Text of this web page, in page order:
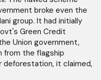
broke even the
group. It had initially
Green Credit
Union government,
from the flagship
deforestation, it claimed,